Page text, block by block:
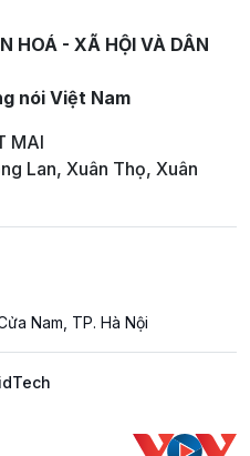
HOÁ - XÃ HỘI VÀ DÂN
nói Việt Nam
MAI
Lan, Xuân Thọ, Xuân
Nam, TP. Hà Nội